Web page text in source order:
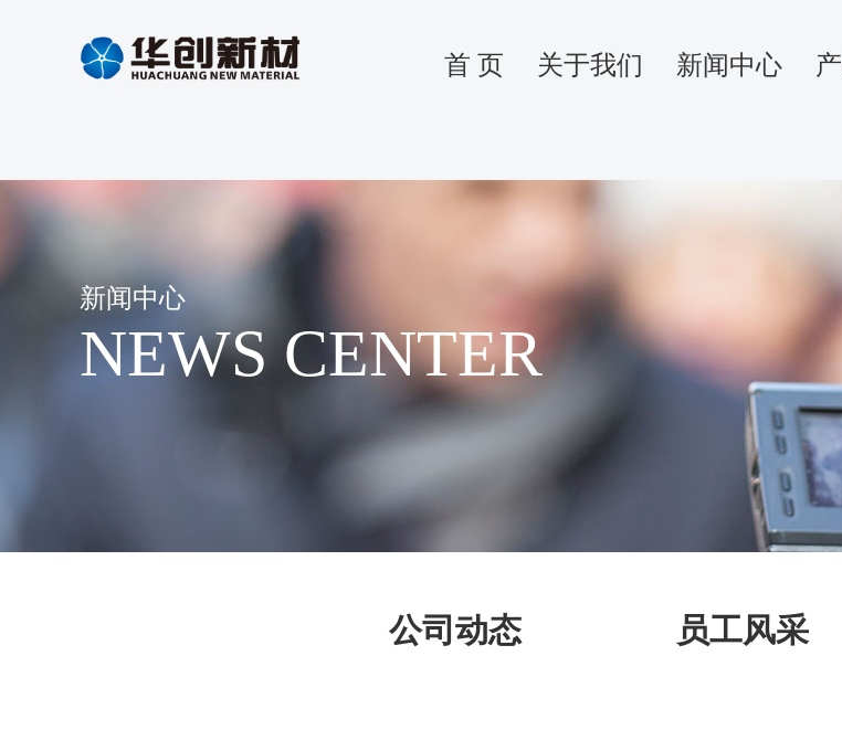
首 页 关于我们 新闻中心
新闻中心
NEWS CENTER
公司动态 员工风采